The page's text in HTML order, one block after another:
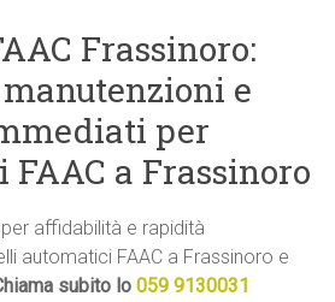
Frassinoro:
e
per
a Frassinoro
per affidabilità e rapidità
automatici FAAC a Frassinoro e
subito lo059 9130031